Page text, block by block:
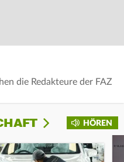
die Redakteure der FAZ
HÖREN